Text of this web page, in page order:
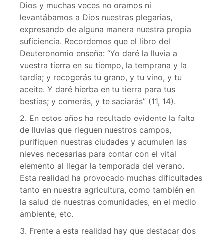
Dios y muchas veces no oramos ni
levantábamos a Dios nuestras plegarias,
expresando de alguna manera nuestra propia
suficiencia. Recordemos que el libro del
Deuteronomio enseña: “Yo daré la lluvia a
vuestra tierra en su tiempo, la temprana y la
tardía; y recogerás tu grano, y tu vino, y tu
aceite. Y daré hierba en tu tierra para tus
bestias; y comerás, y te saciarás” (11, 14).
2. En estos años ha resultado evidente la falta
de lluvias que rieguen nuestros campos,
purifiquen nuestras ciudades y acumulen las
nieves necesarias para contar con el vital
elemento al llegar la temporada del verano.
Esta realidad ha provocado muchas dificultades
tanto en nuestra agricultura, como también en
la salud de nuestras comunidades, en el medio
ambiente, etc.
3. Frente a esta realidad hay que destacar dos